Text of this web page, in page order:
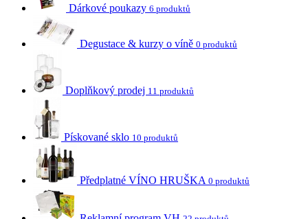
Dárkové poukazy 6 produktů
Degustace & kurzy o víně 0 produktů
Doplňkový prodej 11 produktů
Pískované sklo 10 produktů
Předplatné VÍNO HRUŠKA 0 produktů